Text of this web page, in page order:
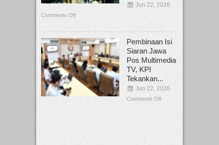
Jun 22, 2026
Comments Off
Pembinaan Isi
Siaran Jawa
Pos Multimedia
TV, KPI
Tekankan...
Jun 22, 2026
Comments Off